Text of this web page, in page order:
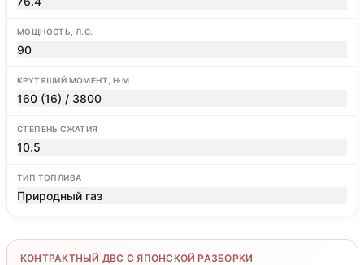
МОЩНОСТЬ, Л.С.
90
КРУТЯЩИЙ МОМЕНТ, Н·М
160 (16) / 3800
СТЕПЕНЬ СЖАТИЯ
10.5
ТИП ТОПЛИВА
Природный газ
КОНТРАКТНЫЙ ДВС С ЯПОНСКОЙ РАЗБОРКИ